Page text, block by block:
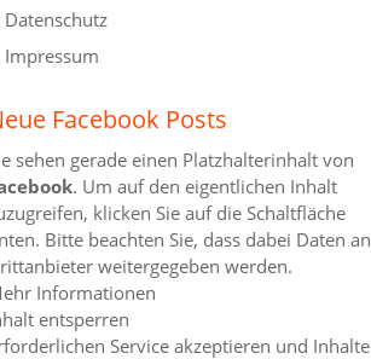
Datenschutz
Impressum
Facebook Posts
sehen gerade einen Platzhalterinhalt von
. Um auf den eigentlichen Inhalt
klicken Sie auf die Schaltfläche
Bitte beachten Sie, dass dabei Daten an
weitergegeben werden.
Informationen
entsperren
Service akzeptieren und Inhalte